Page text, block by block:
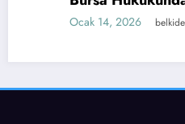
Ocak 14, 2026 belkide